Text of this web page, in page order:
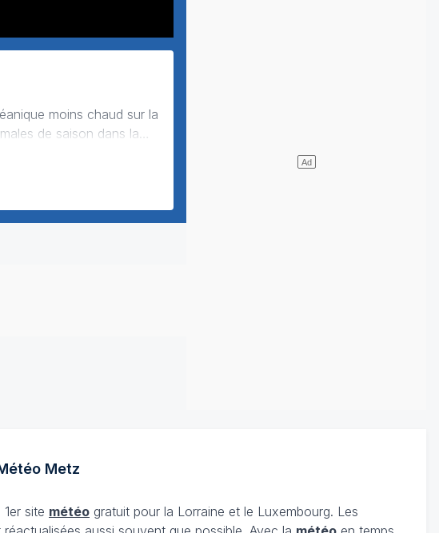
moins chaud sur la
de saison dans la
Metz
1er site météo gratuit pour la Lorraine et le Luxembourg. Les